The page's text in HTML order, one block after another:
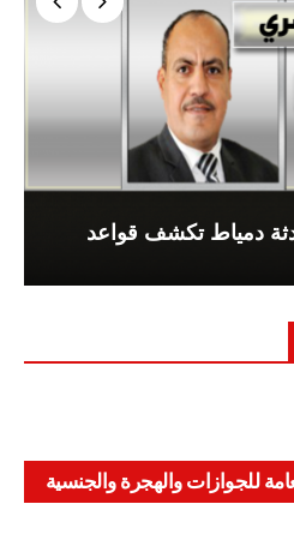
دمياط تكشف قواعد
للجوازات والهجرة والجنسية